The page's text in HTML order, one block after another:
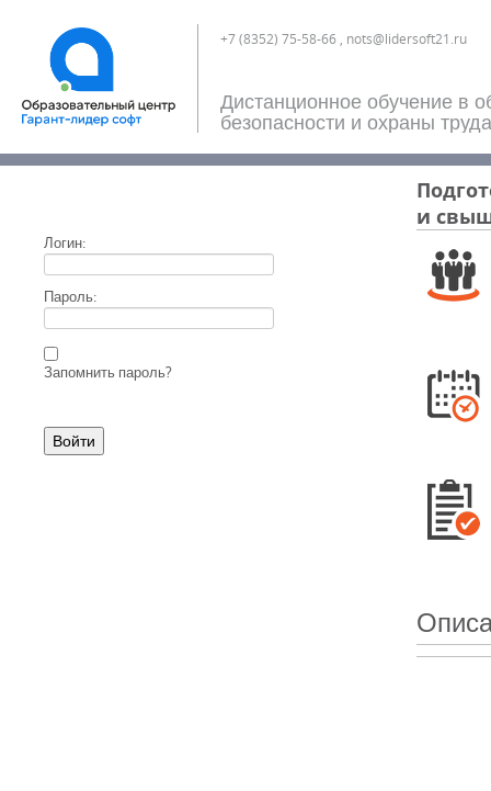
+7 (8352) 75-58-66 , nots@lidersoft21.ru
Дистанционное обучение в
безопасности и охраны
Логин:
Пароль:
Запомнить пароль?
и